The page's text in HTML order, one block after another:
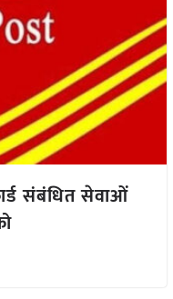
संबंधित सेवाओं